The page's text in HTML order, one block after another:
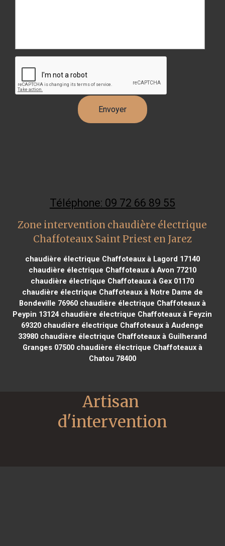
Téléphone: 09 72 66 89 55
Zone intervention chaudière électrique
Chaffoteaux Saint Priest en Jarez
chaudière électrique Chaffoteaux à Lagord 17140
chaudière électrique Chaffoteaux à Avon 77210
chaudière électrique Chaffoteaux à Gex 01170
chaudière électrique Chaffoteaux à Notre Dame de
Bondeville 76960chaudière électrique Chaffoteaux à
Peypin 13124chaudière électrique Chaffoteaux à Feyzin
69320 chaudière électrique Chaffoteaux à Audenge
33980chaudière électrique Chaffoteaux à Guilherand
Granges 07500chaudière électrique Chaffoteaux à
Chatou 78400
Artisan
d'intervention